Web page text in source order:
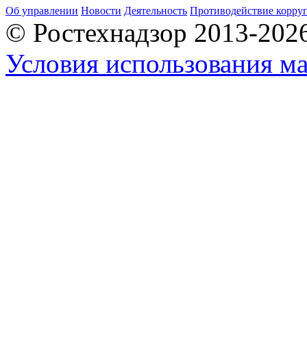
Об управлении Новости Деятельность Противодействие
© Ростехнадзор 2013-
Условия использования